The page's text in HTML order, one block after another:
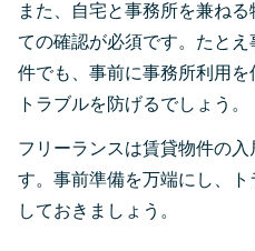
また、自宅と事務所を兼ね
ての確認が必須です。たと
件でも、事前に事務所利用
トラブルを防げるでしょう。
フリーランスは賃貸物件の
す。事前準備を万端にし、
しておきましょう。